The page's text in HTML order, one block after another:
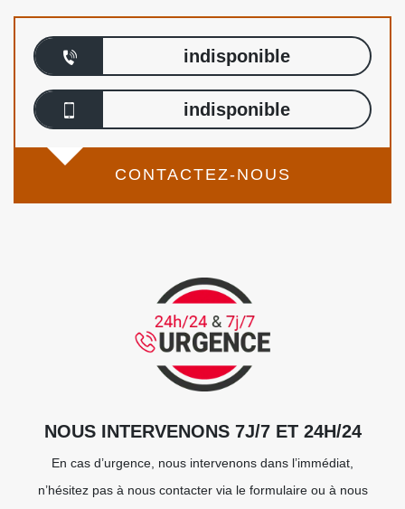
indisponible
indisponible
CONTACTEZ-NOUS
NOUS INTERVENONS 7J/7 ET 24H/24
En cas d’urgence, nous intervenons dans l’immédiat,
n’hésitez pas à nous contacter via le formulaire ou à nous